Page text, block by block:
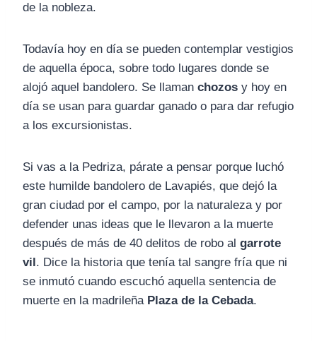
de la nobleza.
Todavía hoy en día se pueden contemplar vestigios
de aquella época, sobre todo lugares donde se
alojó aquel bandolero. Se llaman chozos y hoy en
día se usan para guardar ganado o para dar refugio
a los excursionistas.
Si vas a la Pedriza, párate a pensar porque luchó
este humilde bandolero de Lavapiés, que dejó la
gran ciudad por el campo, por la naturaleza y por
defender unas ideas que le llevaron a la muerte
después de más de 40 delitos de robo al garrote
vil . Dice la historia que tenía tal sangre fría que ni
se inmutó cuando escuchó aquella sentencia de
muerte en la madrileña Plaza de la Cebada.